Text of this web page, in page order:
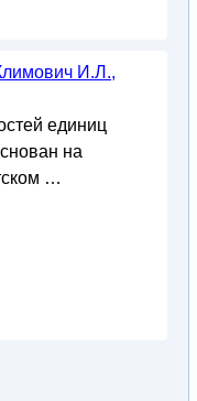
И.Л.,
единиц
на
…